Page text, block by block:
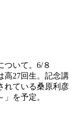
ついて。6/８
高27回生。記念講
れている桑原利彦
を予定。